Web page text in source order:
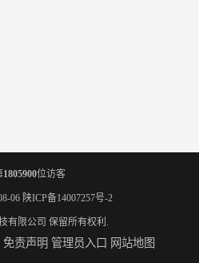
1805900位访客
06 陕ICP备14007257号-2
有限公司 保留所有权利.
免责声明 管理员入口 网站地图